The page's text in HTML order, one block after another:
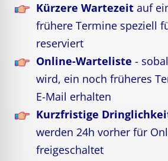
Kürzere Wartezeit auf
frühere Termine speziell
reserviert
Online-Warteliste -
wird, ein noch früheres
E-Mail erhalten
Kurzfristige
werden 24h vorher für
freigeschaltet